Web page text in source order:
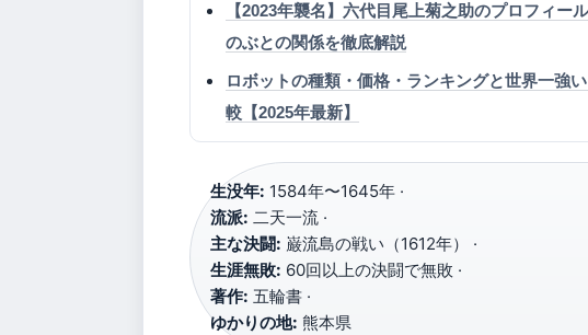
【2023年襲名】六代目尾上菊之助のプロフィー
のぶとの関係を徹底解説
ロボットの種類・価格・ランキングと世界一強
較【2025年最新】
生没年: 1584年〜1645年 ·
流派: 二天一流 ·
主な決闘: 巌流島の戦い（1612年） ·
生涯無敗: 60回以上の決闘で無敗 ·
著作: 五輪書 ·
ゆかりの地: 熊本県